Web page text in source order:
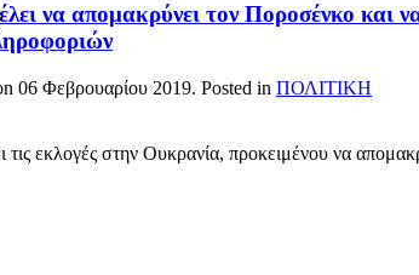
να απομακρύνει τον Ποροσένκο και
06 Φεβρουαρίου 2019. Posted in ΠΟΛΙΤΙΚΗ
εκλογές στην Ουκρανία, προκειμένου να